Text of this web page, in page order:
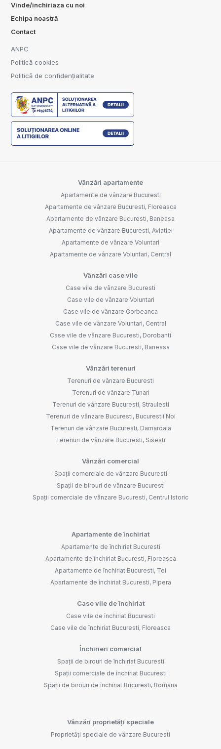
Vinde/inchiriaza cu noi
Echipa noastră
Contact
ANPC
Politică cookies
Politică de confidențialitate
Vânzări apartamente
Apartamente de vânzare Bucuresti
Apartamente de vânzare Bucuresti, Floreasca
Apartamente de vânzare Bucuresti, Baneasa
Apartamente de vânzare Bucuresti, Aviatiei
Apartamente de vânzare Voluntari
Apartamente de vânzare Voluntari, Central
Vânzări case vile
Case vile de vânzare Bucuresti
Case vile de vânzare Voluntari
Case vile de vânzare Corbeanca
Case vile de vânzare Voluntari, Central
Case vile de vânzare Bucuresti, Dorobanti
Case vile de vânzare Bucuresti, Baneasa
Vânzări terenuri
Terenuri de vânzare Bucuresti
Terenuri de vânzare Tunari
Terenuri de vânzare Bucuresti, Straulesti
Terenuri de vânzare Bucuresti, Bucurestii Noi
Terenuri de vânzare Bucuresti, Damaroaia
Terenuri de vânzare Bucuresti, Sisesti
Vânzări comercial
Spații comerciale de vânzare Bucuresti
Spații de birouri de vânzare Bucuresti
Spații comerciale de vânzare Bucuresti, Centrul Istoric
Apartamente de închiriat
Apartamente de închiriat Bucuresti
Apartamente de închiriat Bucuresti, Floreasca
Apartamente de închiriat Bucuresti, Tei
Apartamente de închiriat Bucuresti, Pipera
Case vile de închiriat
Case vile de închiriat Bucuresti
Case vile de închiriat Bucuresti, Floreasca
Închirieri comercial
Spații de birouri de închiriat Bucuresti
Spații comerciale de închiriat Bucuresti
Spații de birouri de închiriat Bucuresti, Romana
Vânzări proprietăți speciale
Proprietăți speciale de vânzare Bucuresti